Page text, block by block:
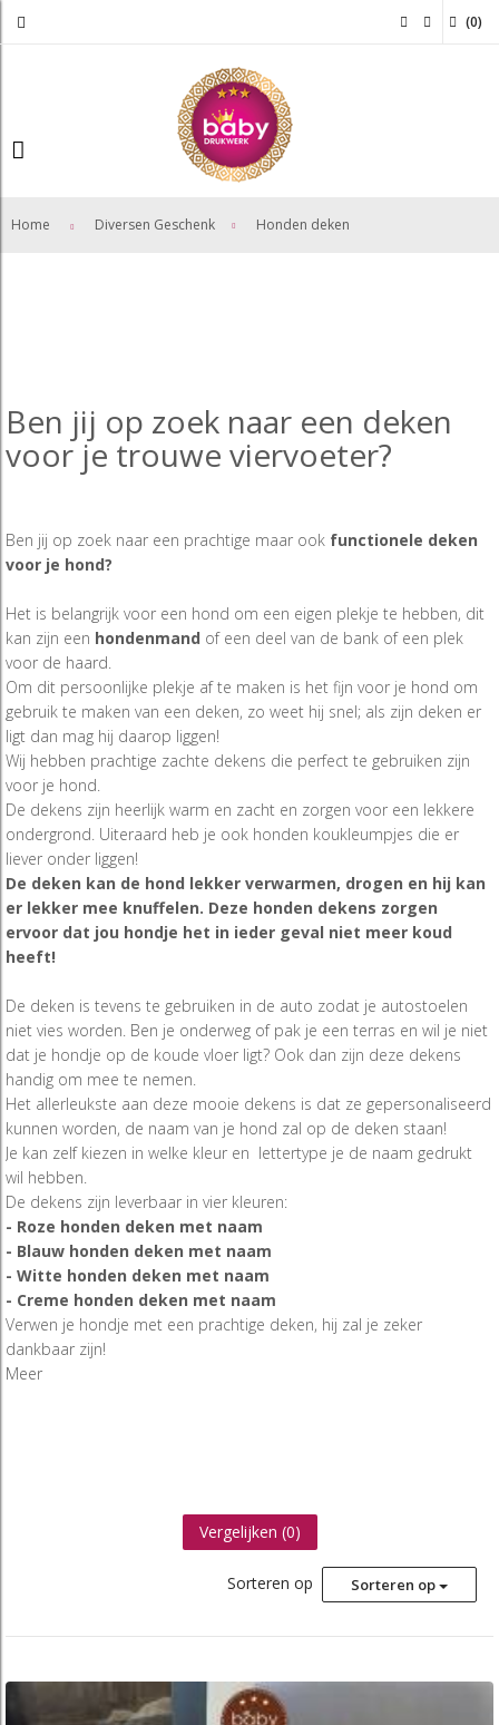
(0)
Home Diversen Geschenk Honden deken
Ben jij op zoek naar een deken
voor je trouwe viervoeter?
Ben jij op zoek naar een prachtige maar ook functionele deken
voor je hond?
Het is belangrijk voor een hond om een eigen plekje te hebben, dit
kan zijn een hondenmand of een deel van de bank of een plek
voor de haard.
Om dit persoonlijke plekje af te maken is het fijn voor je hond om
gebruik te maken van een deken, zo weet hij snel; als zijn deken er
ligt dan mag hij daarop liggen!
Wij hebben prachtige zachte dekens die perfect te gebruiken zijn
voor je hond.
De dekens zijn heerlijk warm en zacht en zorgen voor een lekkere
ondergrond. Uiteraard heb je ook honden koukleumpjes die er
liever onder liggen!
De deken kan de hond lekker verwarmen, drogen en hij kan
er lekker mee knuffelen. Deze honden dekens zorgen
ervoor dat jou hondje het in ieder geval niet meer koud
heeft!
De deken is tevens te gebruiken in de auto zodat je autostoelen
niet vies worden. Ben je onderweg of pak je een terras en wil je niet
dat je hondje op de koude vloer ligt? Ook dan zijn deze dekens
handig om mee te nemen.
Het allerleukste aan deze mooie dekens is dat ze gepersonaliseerd
kunnen worden, de naam van je hond zal op de deken staan!
Je kan zelf kiezen in welke kleur en lettertype je de naam gedrukt
wil hebben.
De dekens zijn leverbaar in vier kleuren:
- Roze honden deken met naam
- Blauw honden deken met naam
- Witte honden deken met naam
- Creme honden deken met naam
Verwen je hondje met een prachtige deken, hij zal je zeker
dankbaar zijn!
Meer
Vergelijken (0)
Sorteren op Sorteren op